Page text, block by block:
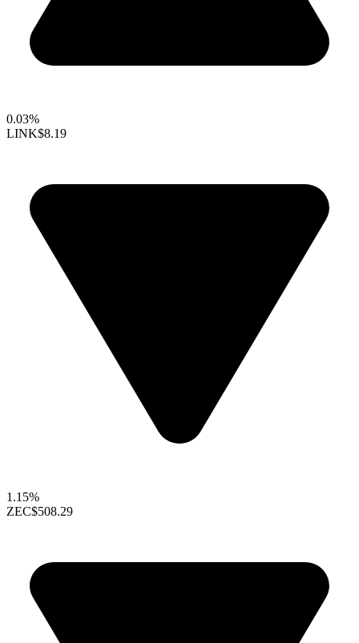
0.03%
LINK$8.19
1.15%
ZEC$508.29